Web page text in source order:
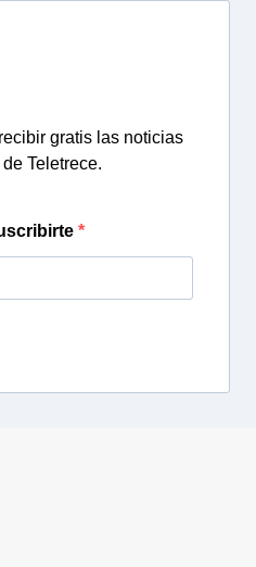
gratis las noticias
Teletrece.